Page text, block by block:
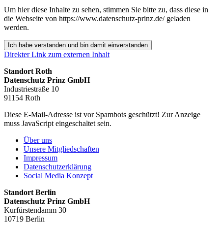
Um hier diese Inhalte zu sehen, stimmen Sie bitte zu, dass diese in
die Webseite von https://www.datenschutz-prinz.de/ geladen
werden.
Ich habe verstanden und bin damit einverstanden
Direkter Link zum externen Inhalt
Standort Roth
Datenschutz Prinz GmbH
Industriestraße 10
91154 Roth
Diese E-Mail-Adresse ist vor Spambots geschützt! Zur Anzeige
muss JavaScript eingeschaltet sein.
Über uns
Unsere Mitgliedschaften
Impressum
Datenschutzerklärung
Social Media Konzept
Standort Berlin
Datenschutz Prinz GmbH
Kurfürstendamm 30
10719 Berlin